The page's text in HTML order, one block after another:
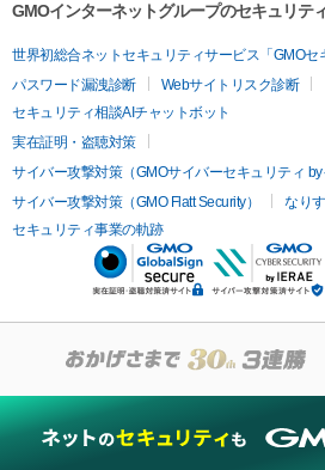
GMOインターネットグループのセキュリテ
世界初総合ネットセキュリティサービス「GMOセ
パスワード漏洩診断
Webサイトリスク診断
セキュリティ相談AIチャットボット
実在証明・盗聴対策
サイバー攻撃対策（GMOサイバーセキュリティ by
サイバー攻撃対策（GMO Flatt Security）
なり
セキュリティ事業の軌跡